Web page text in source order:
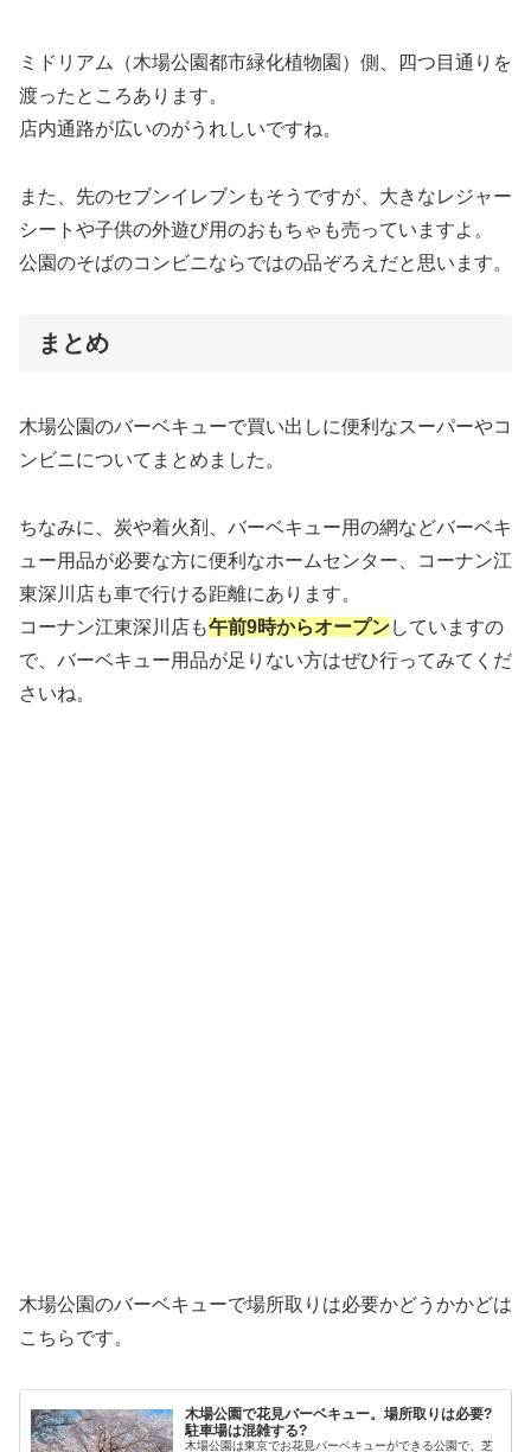
ミドリアム（木場公園都市緑化植物園）側、四つ目通りを
渡ったところあります。
店内通路が広いのがうれしいですね。
また、先のセブンイレブンもそうですが、大きなレジャー
シートや子供の外遊び用のおもちゃも売っていますよ。
公園のそばのコンビニならではの品ぞろえだと思います。
まとめ
木場公園のバーベキューで買い出しに便利なスーパーやコ
ンビニについてまとめました。
ちなみに、炭や着火剤、バーベキュー用の網などバーベキ
ュー用品が必要な方に便利なホームセンター、
コーナン江
東深川店も車で行ける距離にあります。
コーナン江東深川店も午前9時からオープンしていますの
で、バーベキュー用品が足りない方はぜひ行ってみてくだ
さいね。
木場公園のバーベキューで場所取りは必要かどうかかどは
こちらです。
木場公園で花見バーベキュー。場所取りは必要?
駐車場は混雑する?
木場公園は東京でお花見バーベキューができる公園で、芝